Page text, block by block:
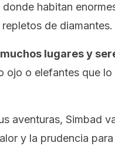
habitan
de diamantes.
lugares y
ojo o elefantes que
aventuras, Simbad
y la prudencia